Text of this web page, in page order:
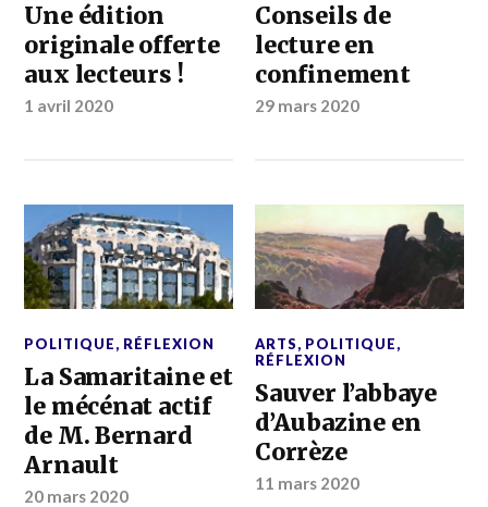
Une édition
originale offerte
aux lecteurs !
1 avril 2020
Conseils de
lecture en
confinement
29 mars 2020
POLITIQUE, RÉFLEXION
La Samaritaine et
le mécénat actif
de M. Bernard
Arnault
20 mars 2020
ARTS, POLITIQUE,
RÉFLEXION
Sauver l’abbaye
d’Aubazine en
Corrèze
11 mars 2020